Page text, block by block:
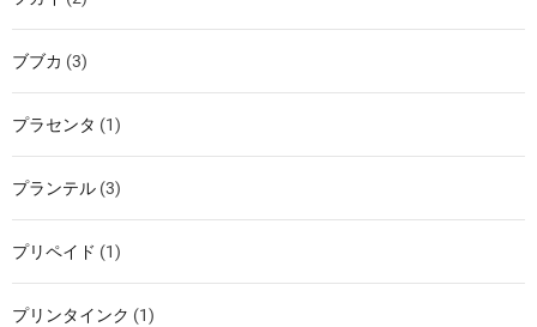
ブブカ (3)
プラセンタ (1)
プランテル (3)
プリペイド (1)
プリンタインク (1)